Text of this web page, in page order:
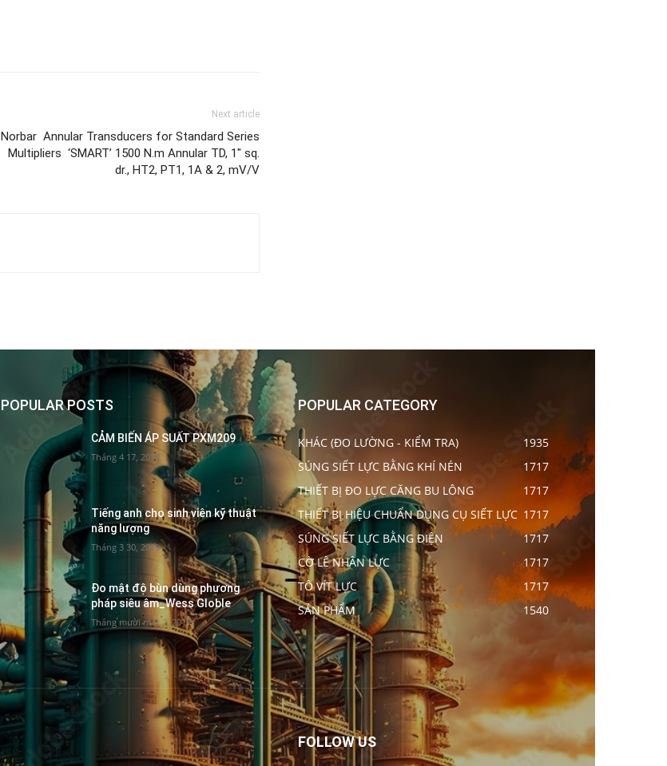
Next article
Norbar Annular Transducers for Standard Series
Multipliers ‘SMART’ 1500 N.m Annular TD, 1″ sq.
dr., HT2, PT1, 1A & 2, mV/V
POPULAR POSTS
CẢM BIẾN ÁP SUẤT PXM209
Tháng 4 17, 2018
Tiếng anh cho sinh viên kỹ thuật
năng lượng
Tháng 3 30, 2019
Đo mật độ bùn dùng phương
pháp siêu âm_Wess Globle
Tháng mười một 2, 2017
POPULAR CATEGORY
KHÁC (ĐO LƯỜNG - KIỂM TRA)
1935
SÚNG SIẾT LỰC BẰNG KHÍ NÉN
1717
THIẾT BỊ ĐO LỰC CĂNG BU LÔNG
1717
THIẾT BỊ HIỆU CHUẨN DỤNG CỤ SIẾT LỰC 1717
SÚNG SIẾT LỰC BẰNG ĐIỆN
1717
CỜ LÊ NHÂN LỰC
1717
TÔ VÍT LỰC
1717
SẢN PHẨM
1540
FOLLOW US